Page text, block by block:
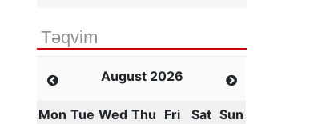
Təqvim
August 2026
Mon Tue Wed Thu Fri Sat Sun